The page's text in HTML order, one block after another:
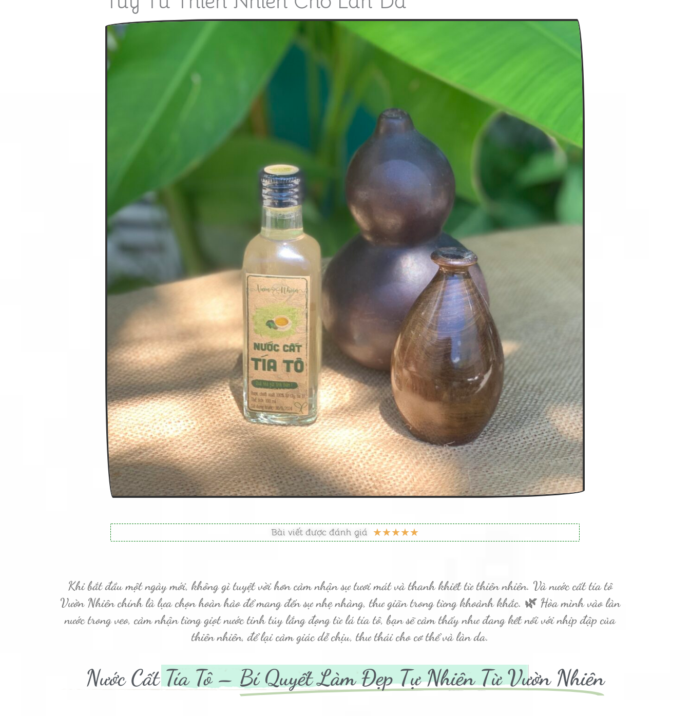
Bài viết được đánh giá ★★★★★
Khi bắt đầu một ngày mới, không gì tuyệt vời hơn cảm nhận sự tươi mát và thanh khiết từ thiên nhiên. Vànước cất tía tô
Vườn Nhiênchính là lựa chọn hoàn hảo để mang đến sự nhẹ nhàng, thư giãn trong từng khoảnh khắc. 🌿 Hòa mình vào làn
nước trong veo, cảm nhận từng giọt nước tinh túy lắng đọng từ lá tía tô, bạn sẽ cảm thấy như đang kết nối với nhịp đập của
thiên nhiên, để lại cảm giác dễ chịu, thư thái cho cơ thể và làn da.
Nước Cất Tía Tô – Bí Quyết Làm Đẹp Tự Nhiên Từ Vườn Nhiên